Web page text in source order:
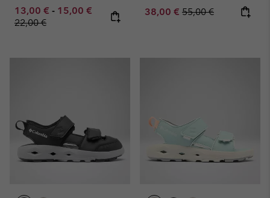
Minimum sale price:
13,00 € - Maximum sale price:
15,00 € Regular price:
22,00 €
Sale price:
38,00 € Regular price:
55,00 €